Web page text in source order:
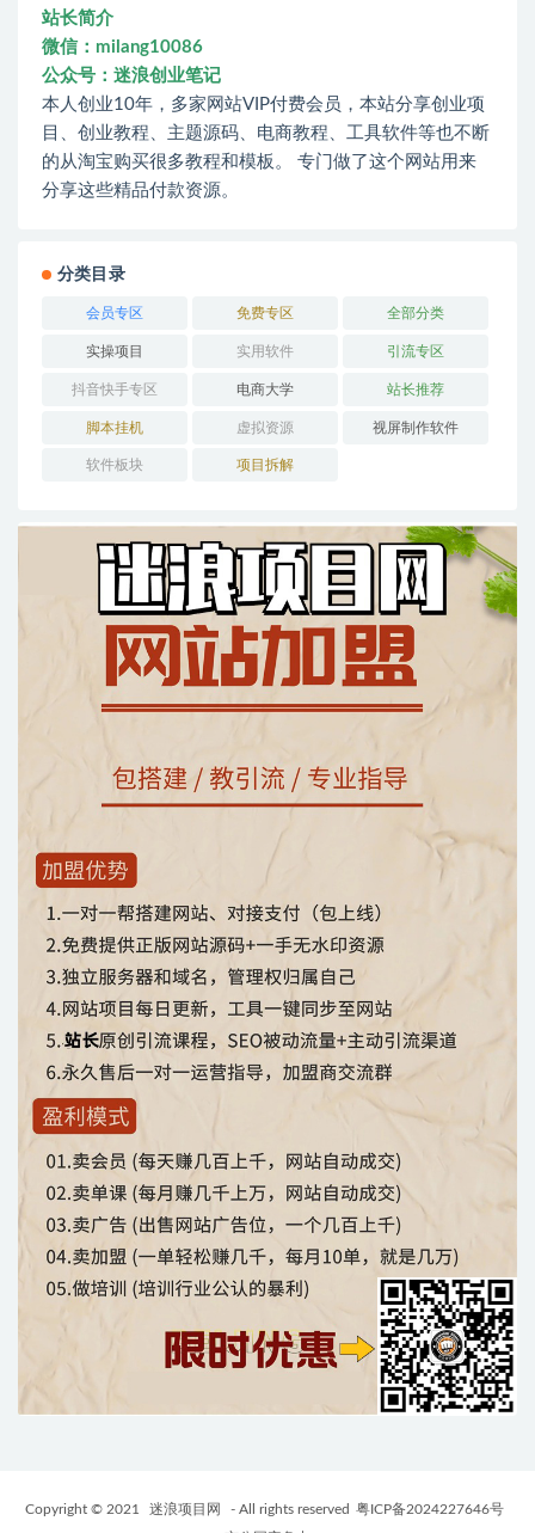
站长简介
微信：milang10086
公众号：迷浪创业笔记
本人创业10年，多家网站VIP付费会员，本站分享创业项
目、创业教程、主题源码、电商教程、工具软件等也不断
的从淘宝购买很多教程和模板。 专门做了这个网站用来
分享这些精品付款资源。
分类目录
会员专区 免费专区 全部分类
实操项目 实用软件 引流专区
抖音快手专区 电商大学 站长推荐
脚本挂机 虚拟资源 视屏制作软件
软件板块 项目拆解
Copyright © 2021 迷浪项目网 - All rights reserved 粤ICP备2024227646号